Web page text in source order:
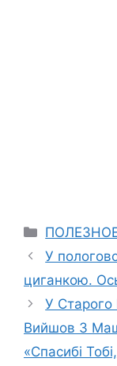
Categories
У
циганкою.
У Старого
Вийшов З
«Спасибі